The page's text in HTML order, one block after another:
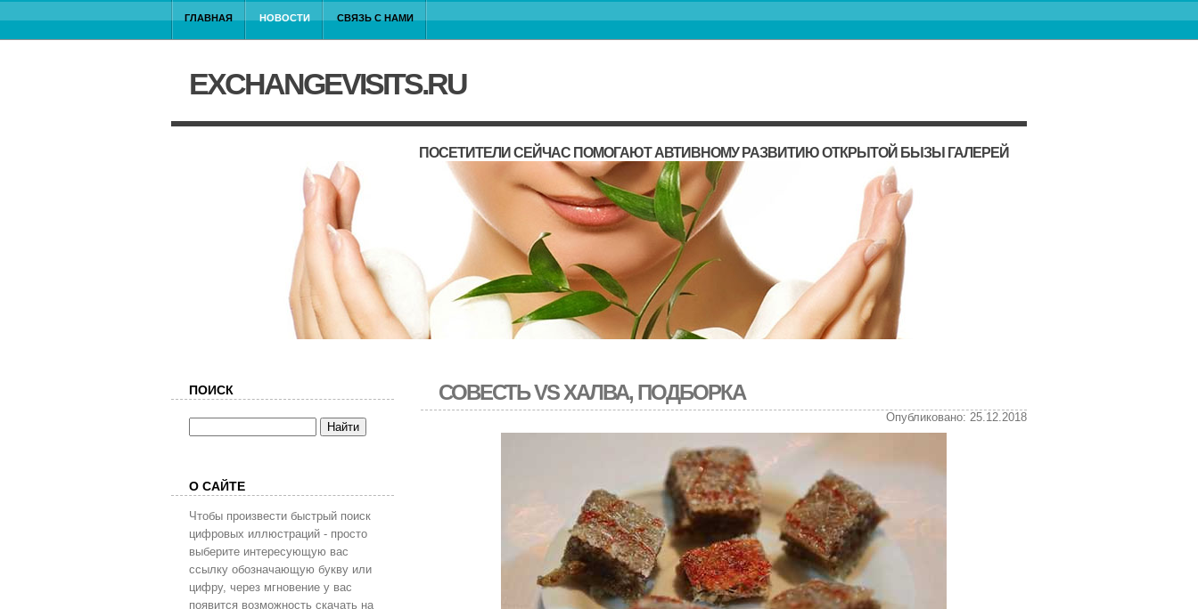
ГЛАВНАЯ НОВОСТИ СВЯЗЬ С НАМИ
EXCHANGEVISITS.RU
ПОСЕТИТЕЛИ СЕЙЧАС ПОМОГАЮТ АВТИВНОМУ РАЗВИТИЮ ОТКРЫТОЙ БЫЗЫ ГАЛЕРЕЙ
СОВЕСТЬ VS ХАЛВА, ПОДБОРКА
Опубликовано: 25.12.2018
ПОИСК
О САЙТЕ
Чтобы произвести быстрый поиск
цифровых иллюстраций - просто
выберите интересующую вас
ссылку обозначающую букву или
цифру, через мгновение у вас
появится возможность скачать на